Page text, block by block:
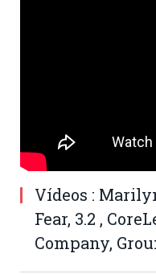
Vídeos :
Fear, 3.2 ,
Company,